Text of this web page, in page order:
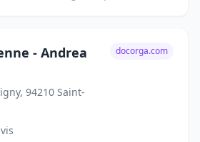
- Andrea
94210 Saint-
docorga.com